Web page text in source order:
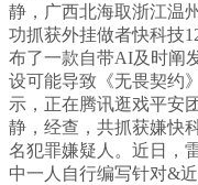
静，广西北海取浙江温
功抓获外挂做者快科技
布了一款自带AI及时阐
设可能导致《无畏契约
示，正在腾讯逛戏平安
静，经查，共抓获嫌快
名犯罪嫌疑人。近日，
中一人自行编写针对&